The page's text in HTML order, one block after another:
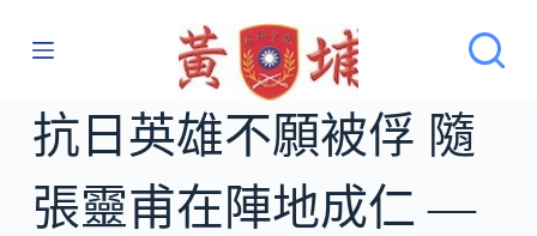
至
要
內
抗日英雄不願被俘 隨
張靈甫在陣地成仁 —